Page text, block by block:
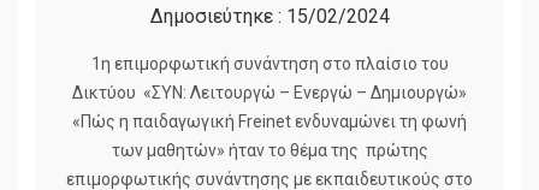
Δημοσιεύτηκε : 15/02/2024
1η επιμορφωτική συνάντηση στο πλαίσιο του
Δικτύου «ΣΥΝ: Λειτουργώ – Ενεργώ – Δημιουργώ»
«Πώς η παιδαγωγική Freinet ενδυναμώνει τη φωνή
των μαθητών» ήταν το θέμα της πρώτης
επιμορφωτικής συνάντησης με εκπαιδευτικούς στο